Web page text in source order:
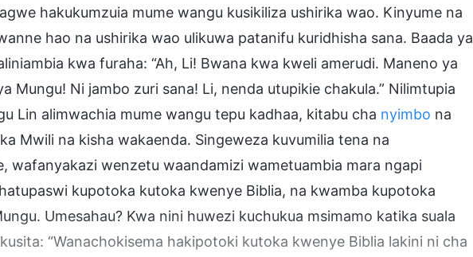
hakukumzuia mume wangu kusikiliza ushirika wao. Kinyume na
hao na ushirika wao ulikuwa patanifu kuridhisha sana. Baada ya
kwa furaha: “Ah, Li! Bwana kwa kweli amerudi. Maneno ya
Mungu! Ni jambo zuri sana! Li, nenda utupikie chakula.” Nilimtupia
Lin alimwachia mume wangu tepu kadhaa, kitabu cha nyimbo na
Mwili na kisha wakaenda. Singeweza kuvumilia tena na
wafanyakazi wenzetu waandamizi wametuambia mara ngapi
kupotoka kutoka kwenye Biblia, na kwamba kupotoka
Umesahau? Kwa nini huwezi kuchukua msimamo katika suala
“Wanachokisema hakipotoki kutoka kwenye Biblia lakini ni cha